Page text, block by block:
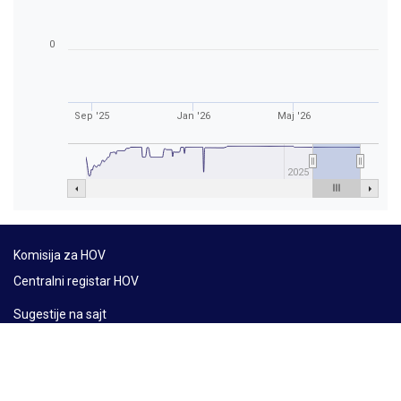
Sep '25 Jan '26 Maj '26
2025
0
Komisija za HOV
Centralni registar HOV
Sugestije na sajt